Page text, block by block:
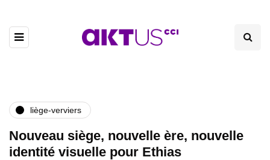
liège-verviers
Nouveau siège, nouvelle ère, nouvelle
identité visuelle pour Ethias